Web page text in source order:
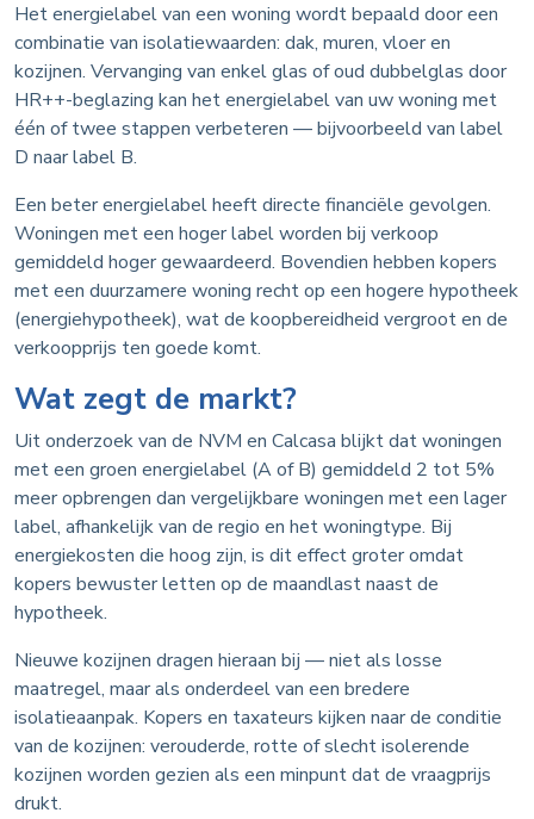
Het energielabel van een woning wordt bepaald door een
combinatie van isolatiewaarden: dak, muren, vloer en
kozijnen. Vervanging van enkel glas of oud dubbelglas door
HR++-beglazing kan het energielabel van uw woning met
één of twee stappen verbeteren — bijvoorbeeld van label
D naar label B.
Een beter energielabel heeft directe financiële gevolgen.
Woningen met een hoger label worden bij verkoop
gemiddeld hoger gewaardeerd. Bovendien hebben kopers
met een duurzamere woning recht op een hogere hypotheek
(energiehypotheek), wat de koopbereidheid vergroot en de
verkoopprijs ten goede komt.
Wat zegt de markt?
Uit onderzoek van de NVM en Calcasa blijkt dat woningen
met een groen energielabel (A of B) gemiddeld 2 tot 5%
meer opbrengen dan vergelijkbare woningen met een lager
label, afhankelijk van de regio en het woningtype. Bij
energiekosten die hoog zijn, is dit effect groter omdat
kopers bewuster letten op de maandlast naast de
hypotheek.
Nieuwe kozijnen dragen hieraan bij — niet als losse
maatregel, maar als onderdeel van een bredere
isolatieaanpak. Kopers en taxateurs kijken naar de conditie
van de kozijnen: verouderde, rotte of slecht isolerende
kozijnen worden gezien als een minpunt dat de vraagprijs
drukt.